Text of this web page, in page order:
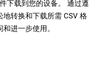
下载到您的设备。 通过遵
转换和下载所需 CSV 格
进一步使用。